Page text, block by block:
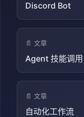
Discord Bot
📄 文章
Agent 技能调用
📄 文章
自动化工作流